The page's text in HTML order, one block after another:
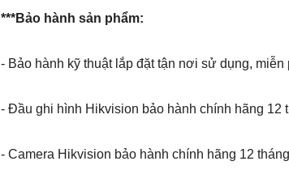
***Bảo hành sản phẩm:
- Bảo hành kỹ thuật lắp đặt tận nơi sử dụng, miễn
- Đầu ghi hình Hikvision bảo hành chính hãng 12
- Camera Hikvision bảo hành chính hãng 12